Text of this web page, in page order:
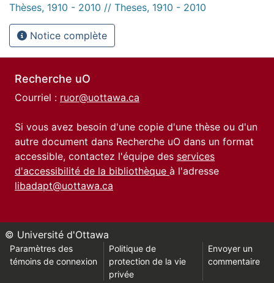
Thèses, 1910 - 2010 // Theses, 1910 - 2010
Notice complète
Recherche uO
Courriel : ruor@uottawa.ca
Si vous avez besoin d'une copie d'une thèse ou d'un
autre document dans Recherche uO dans un format
accessible, contactez l'équipe des services
d'accessibilité de la bibliothèque à l'adresse
libadapt@uottawa.ca
© Université d'Ottawa
Paramètres des
témoins de connexion
Politique de
protection de la vie
privée
Envoyer un
commentaire